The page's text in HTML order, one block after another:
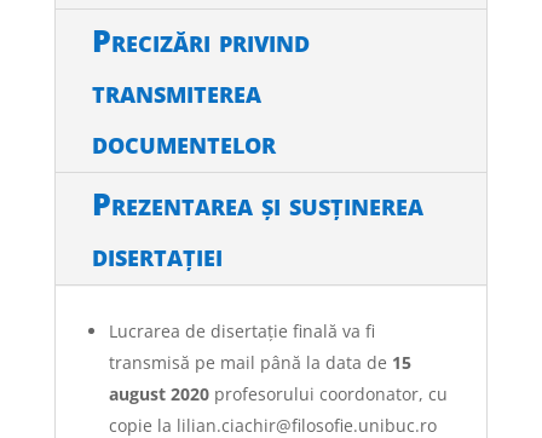
Precizări privind
transmiterea
documentelor
Prezentarea și susținerea
disertației
Lucrarea de disertație finală va fi
transmisă pe mail până la data de 15
august 2020profesorului coordonator, cu
copie la lilian.ciachir@filosofie.unibuc.ro